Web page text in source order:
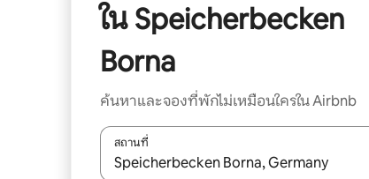
ใน Speicherbecken
Borna
ค้นหาและจองที่พักไม่เหมือนใครใน Airbnb
สถานที่
ใช้ลูกศรขึ้นลง หรือใช้การสัมผัสหรือปัด เพื่อสำ